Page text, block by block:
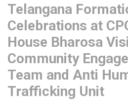
Telangana
Celebrations at
House Bharosa
Community
Team and Anti
Trafficking Unit